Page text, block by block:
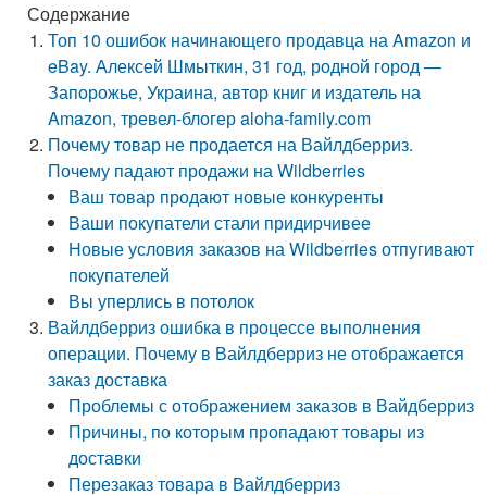
Содержание
Топ 10 ошибок начинающего продавца на Amazon и
eBay. Алексей Шмыткин, 31 год, родной город —
Запорожье, Украина, автор книг и издатель на
Amazon, тревел-блогер aloha-family.com
Почему товар не продается на Вайлдберриз.
Почему падают продажи на Wildberries
Ваш товар продают новые конкуренты
Ваши покупатели стали придирчивее
Новые условия заказов на Wildberries отпугивают
покупателей
Вы уперлись в потолок
Вайлдберриз ошибка в процессе выполнения
операции. Почему в Вайлдберриз не отображается
заказ доставка
Проблемы с отображением заказов в Вайдберриз
Причины, по которым пропадают товары из
доставки
Перезаказ товара в Вайлдберриз